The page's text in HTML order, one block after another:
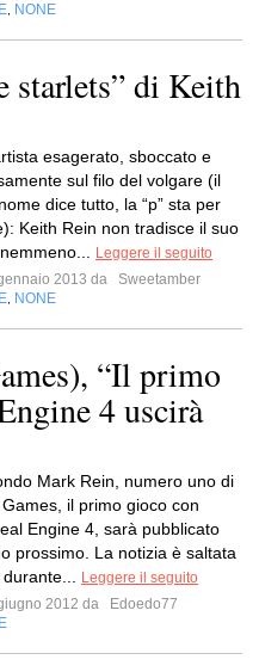
NONE
starlets” di Keith
esagerato, sboccato e
sul filo del volgare (il
dice tutto, la “p” sta per
Keith Rein non tradisce il suo
Leggere il seguito
gennaio 2013 da
Sweetamber
NONE
“Il primo
4 uscirà
Mark Rein, numero uno di
Games, il primo gioco con
Engine 4, sarà pubblicato
prossimo. La notizia è saltata
Leggere il seguito
giugno 2012 da
Edoedo77